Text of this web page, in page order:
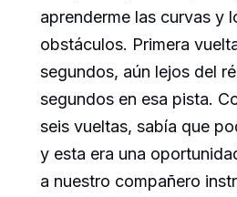
aprenderme las curvas y
obstáculos. Primera
segundos, aún lejos del
segundos en esa pista.
seis vueltas, sabía que
y esta era una
a nuestro compañero